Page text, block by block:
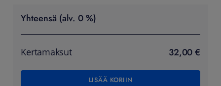
Yhteensä (alv. 0 %)
Kertamaksut 32,00 €
LISÄÄ KORIIN